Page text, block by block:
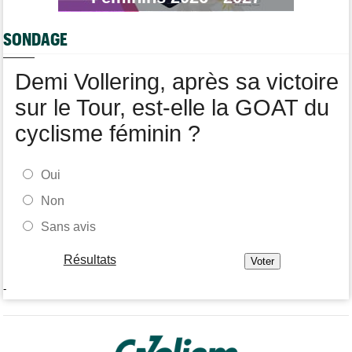
Lorena Wiebes : "Le maillot vert ? J’avais quelques doutes"
L'équipe de France pour les Championnats du monde de VTT
SONDAGE
Demi Vollering, après sa victoire
sur le Tour, est-elle la GOAT du
cyclisme féminin ?
Oui
Non
Sans avis
Résultats
-